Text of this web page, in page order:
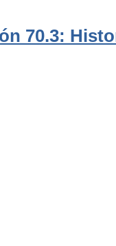
70.3: